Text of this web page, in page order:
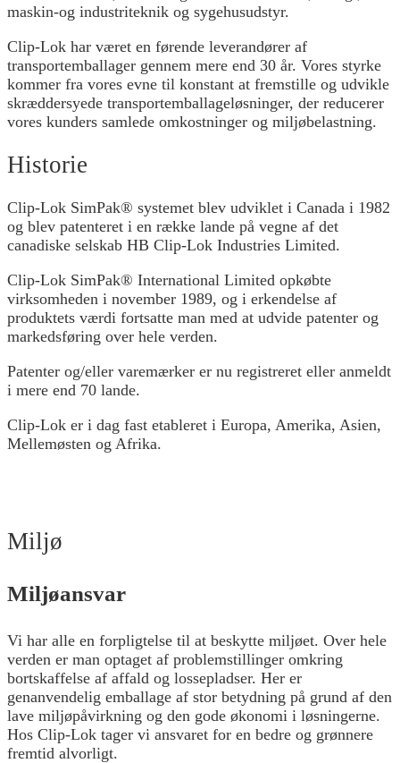
maskin-og industriteknik og sygehusudstyr.
Clip-Lok har været en førende leverandører af
transportemballager gennem mere end 30 år. Vores styrke
kommer fra vores evne til konstant at fremstille og udvikle
skræddersyede transportemballageløsninger, der reducerer
vores kunders samlede omkostninger og miljøbelastning.
Historie
Clip-Lok SimPak® systemet blev udviklet i Canada i 1982
og blev patenteret i en række lande på vegne af det
canadiske selskab HB Clip-Lok Industries Limited.
Clip-Lok SimPak® International Limited opkøbte
virksomheden i november 1989, og i erkendelse af
produktets værdi fortsatte man med at udvide patenter og
markedsføring over hele verden.
Patenter og/eller varemærker er nu registreret eller anmeldt
i mere end 70 lande.
Clip-Lok er i dag fast etableret i Europa, Amerika, Asien,
Mellemøsten og Afrika.
Miljø
Miljøansvar
Vi har alle en forpligtelse til at beskytte miljøet. Over hele
verden er man optaget af problemstillinger omkring
bortskaffelse af affald og lossepladser. Her er
genanvendelig emballage af stor betydning på grund af den
lave miljøpåvirkning og den gode økonomi i løsningerne.
Hos Clip-Lok tager vi ansvaret for en bedre og grønnere
fremtid alvorligt.